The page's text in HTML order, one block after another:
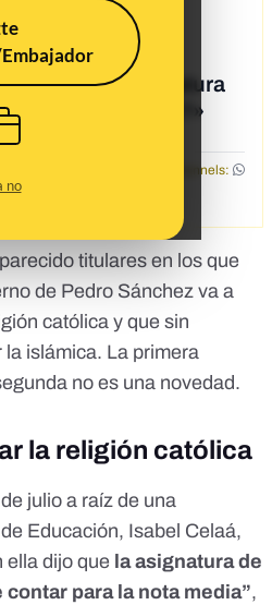
no
sobre la asignatura
en los colegios?»
Channels:
titulares en los que
de Pedro Sánchez va a
católica y que sin
islámica. La primera
no es una novedad.
la religión católica
julio a raíz de una
Educación, Isabel Celaá,
ella dijo que la asignatura de
para la nota media”,